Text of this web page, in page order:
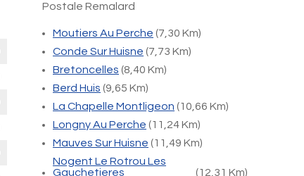
Postale Remalard
Moutiers Au Perche (7,30 Km)
Conde Sur Huisne (7,73 Km)
Bretoncelles (8,40 Km)
Berd Huis (9,65 Km)
La Chapelle Montligeon (10,66 Km)
Longny Au Perche (11,24 Km)
Mauves Sur Huisne (11,49 Km)
Nogent Le Rotrou Les
Gauchetieres
(12,31 Km)